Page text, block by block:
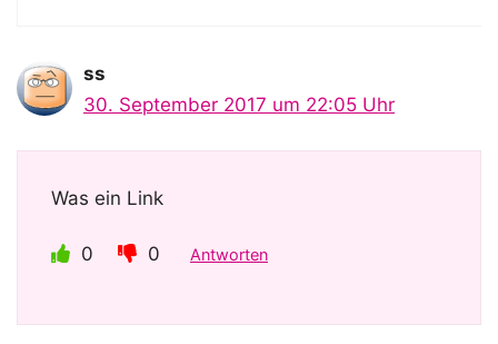
ss
30. September 2017 um 22:05 Uhr
Was ein Link
0 0 Antworten